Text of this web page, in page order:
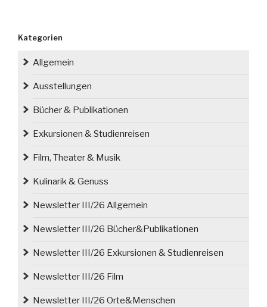
–
über
Denkmal
den
Dichter
Natur“
Kategorien
Allgemein
Ausstellungen
Bücher & Publikationen
Exkursionen & Studienreisen
Film, Theater & Musik
Kulinarik & Genuss
Newsletter III/26 Allgemein
Newsletter III/26 Bücher&Publikationen
Newsletter III/26 Exkursionen & Studienreisen
Newsletter III/26 Film
Newsletter III/26 Orte&Menschen